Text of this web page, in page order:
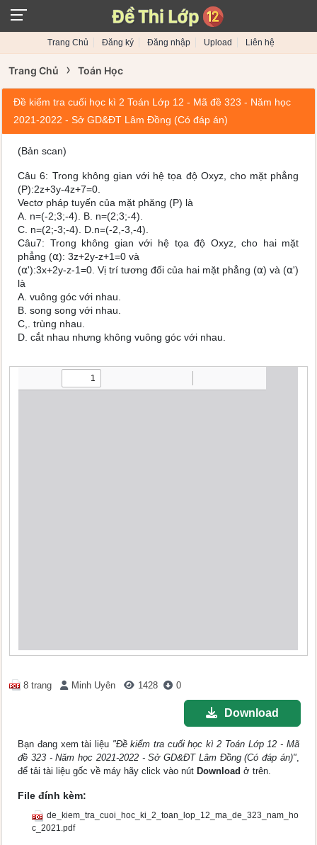
Trang Chủ Đăng ký Đăng nhập Upload Liên hệ
Trang Chủ › Toán Học
Đề kiểm tra cuối học kì 2 Toán Lớp 12 - Mã đề 323 - Năm học
2021-2022 - Sở GD&ĐT Lâm Đồng (Có đáp án)
(Bản scan)
Câu 6: Trong không gian với hệ tọa độ Oxyz, cho mặt phẳng
(P):2z+3y-4z+7=0.
Vectơ pháp tuyến của mặt phăng (P) là
A. n=(-2;3;-4). B. n=(2;3;-4).
C. n=(2;-3;-4). D.n=(-2,-3,-4).
Câu7: Trong không gian với hệ tọa độ Oxyz, cho hai mặt
phẳng (⍺): 3z+2y-z+1=0 và
(⍺'):3x+2y-z-1=0. Vị trí tương đối của hai mặt phẳng (⍺) và (⍺')
là
A. vuông góc với nhau.
B. song song với nhau.
C,. trùng nhau.
D. cắt nhau nhưng không vuông góc với nhau.
8 trang Minh Uyên 1428 0
Download
Bạn đang xem tài liệu "Đề kiểm tra cuối học kì 2 Toán Lớp 12 - Mã
đề 323 - Năm học 2021-2022 - Sở GD&ĐT Lâm Đồng (Có đáp án)",
để tải tài liệu gốc về máy hãy click vào nút Download ở trên.
File đính kèm:
de_kiem_tra_cuoi_hoc_ki_2_toan_lop_12_ma_de_323_nam_ho
c_2021.pdf